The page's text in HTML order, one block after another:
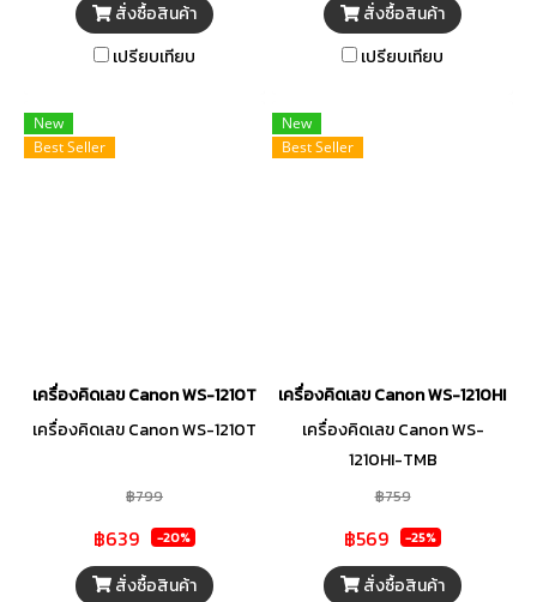
สั่งซื้อสินค้า
เปรียบเทียบ
สั่งซื้อสินค้า
เปรียบเทียบ
New
Best Seller
เครื่องคิดเลข Canon WS-1210T
เครื่องคิดเลข Canon WS-1210T
฿799
฿639 -20%
สั่งซื้อสินค้า
New
Best Seller
เครื่องคิดเลข Canon WS-1210HI-
เครื่องคิดเลข Canon WS-
1210HI-TMB
฿759
฿569 -25%
สั่งซื้อสินค้า